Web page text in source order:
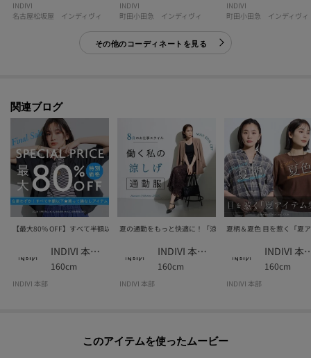
INDIVI
名古屋松坂屋 インディヴィ
INDIVI
町田小田急 インディヴィ
INDIVI
町田小田急 インディヴィ
その他のコーディネートを見る
関連ブログ
【最大80% OFF】すべて半額以下！いま買い足すべきキレイ服
INDIVI 本部スタッフ
160cm
INDIVI 本部
夏の通勤をもっと快適に！「涼しげ通勤服」
INDIVI 本部スタッフ
160cm
INDIVI 本部
夏柄＆夏色 目を惹く「夏
INDIVI
160cm
INDIVI 本部
このアイテムを使ったムービー